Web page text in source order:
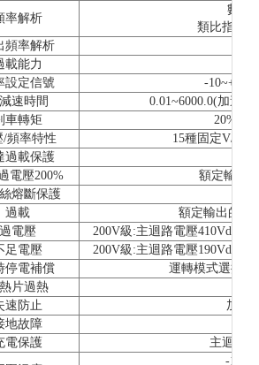
率解析
數位
類比指令
頻率解析
載能力
設定信號
-
速時間
0.01~6000.0(加速
車轉矩
20%(附
/頻率特性
15種固定V/f特
過載保護
電壓200%
額定輸出
熔斷保護
過載
額定輸出的
過電壓
200V級:主迴路電壓410Vdc以
足電壓
200V級:主迴路電壓190Vdc以
停電補償
運轉模式選擇約
片過熱
速防止
加減
地故障
電保護
主迴路
-